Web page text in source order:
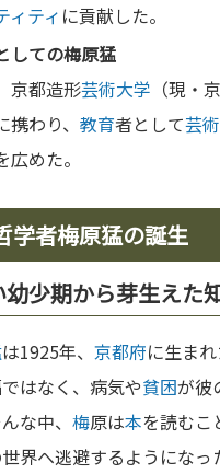
ィティ に貢献した。
しての梅原猛
京都造形芸術大学 （現・
携わり、教育者として芸術
広めた。
学者梅原猛の誕生
幼少期から芽生えた
は1925年、京都府に生ま
はなく、病気や貧困が彼
な中、梅原は本を読むこ
界へ逃避するようにな